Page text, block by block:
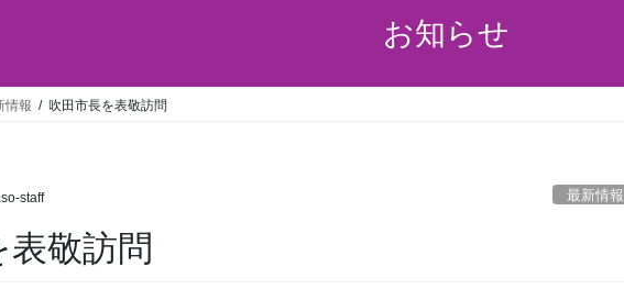
お知らせ
情報 吹田市長を表敬訪問
staff 最新情報
敬訪問